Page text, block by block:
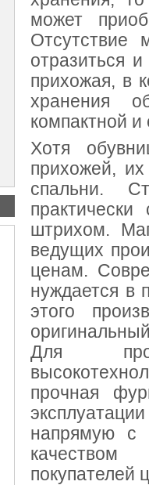
может
Отсутствие
отразиться
прихожая, в
хранения
компактной
Хотя
прихожей,
спальни.
штрихом.
ведущих
ценам.
нуждается в
этого
Для
прочная
напрямую с
качеством
покупателей